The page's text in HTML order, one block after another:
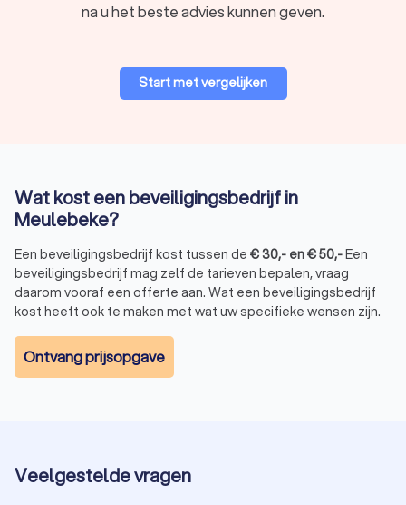
na u het beste advies kunnen geven.
Start met vergelijken
Wat kost een beveiligingsbedrijf in
Meulebeke?
Een beveiligingsbedrijf kost tussen de €30,- en€50,-Een
beveiligingsbedrijf mag zelf de tarieven bepalen, vraag
daarom vooraf een offerte aan. Wat een beveiligingsbedrijf
kost heeft ook te maken met wat uw specifieke wensen zijn.
Ontvang prijsopgave
Veelgestelde vragen